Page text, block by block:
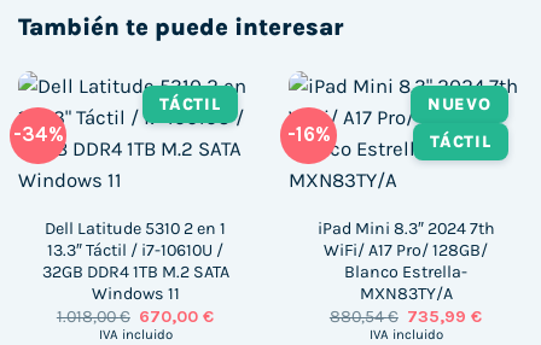
También te puede interesar
-34%
TÁCTIL
Dell Latitude 5310 2 en 1
13.3″ Táctil / i7-10610U /
32GB DDR4 1TB M.2 SATA
Windows 11
1.018,00€ El
precio
670,00€El
IVA incluido
-16%
NUEVO
TÁCTIL
iPad Mini 8.3″ 2024 7th
WiFi/ A17 Pro/ 128GB/
Blanco Estrella-
MXN83TY/A
880,54€ El
precio
735,99€El
IVA incluido